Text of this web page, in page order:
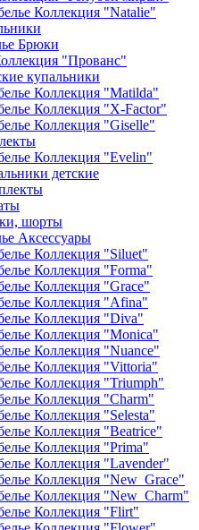
Коллекция "Natalie"
Брюки
"Прованс"
купальники
Коллекция "Matilda"
Коллекция "X-Factor"
Коллекция "Giselle"
Коллекция "Evelin"
детские
шорты
Аксессуары
Коллекция "Siluet"
Коллекция "Forma"
Коллекция "Grace"
Коллекция "Afina"
Коллекция "Diva"
Коллекция "Monica"
Коллекция "Nuance"
Коллекция "Vittoria"
Коллекция "Triumph"
Коллекция "Charm"
Коллекция "Selesta"
Коллекция "Beatrice"
Коллекция "Prima"
Коллекция "Lavender"
Коллекция "New_Grace"
Коллекция "New_Charm"
Коллекция "Flirt"